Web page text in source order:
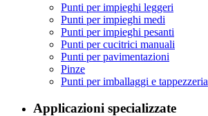
Punti per impieghi leggeri
Punti per impieghi medi
Punti per impieghi pesanti
Punti per cucitrici manuali
Punti per pavimentazioni
Pinze
Punti per imballaggi e tappezzeria
Applicazioni specializzate